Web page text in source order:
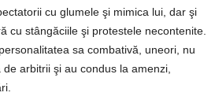
cu glumele şi mimica lui, dar şi
cu stângăciile şi protestele necontenite.
sa combativă, uneori, nu
arbitrii şi au condus la amenzi,